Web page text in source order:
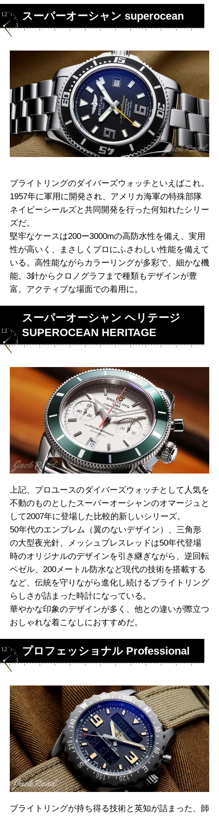
スーパーオーシャン superocean
ブライトリングのダイバーズウォッチといえばこれ。
1957年に軍用に開発され、アメリカ海軍の特殊部隊
ネイビーシールズと共同開発を行った何知れたシリー
ズだ。
堅牢なケースは200ー3000mの高防水性を備え、実用
性が高いく、まさしくプロにふさわしい性能を備えて
いる。高性能ながらカラーリングが多彩で、細かな機
能、3針からクロノグラフまで種類もデザインが豊
富。アクティブな場面での着用に。
スーパーオーシャン ヘリテージ
SUPEROCEAN HERITAGE
上記、プロユースのダイバーズウォッチとして人気を
不動のものとしたスーパーオーシャンのオマージュと
して2007年に登場した比較的新しいシリーズ。
50年代のエンブレム（翼のないデザイン）、三角形
の大型夜光針、メッシュブレスレッドは50年代登場
時のオリジナルのデザインを引き継ぎながら、逆回転
ベゼル、200メートル防水など現代の技術を搭載する
など、伝統を守りながら進化し続けるブライトリング
らしさが詰まった時計になっている。
華やかな印象のデザインが多く、他との違いが際立つ
おしゃれな着こなしにおすすめだ。
プロフェッショナル Professional
ブライトリングが持ち得る技術と英知が詰まった、師